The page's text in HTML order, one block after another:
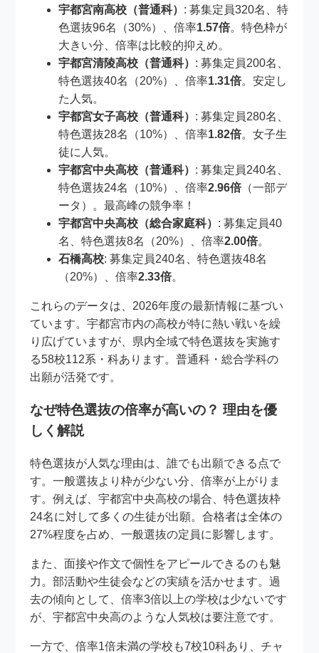
宇都宮南高校（普通科） : 募集定員320名、特
色選抜96名（30%）、倍率1.57倍。特色枠が
大きい分、倍率は比較的抑えめ。
宇都宮清陵高校（普通科） : 募集定員200名、
特色選抜40名（20%）、倍率1.31倍。安定し
た人気。
宇都宮女子高校（普通科） : 募集定員280名、
特色選抜28名（10%）、倍率1.82倍。女子生
徒に人気。
宇都宮中央高校（普通科） : 募集定員240名、
特色選抜24名（10%）、倍率2.96倍（一部デ
ータ）。最高峰の競争率！
宇都宮中央高校（総合家庭科） : 募集定員40
名、特色選抜8名（20%）、倍率2.00倍。
石橋高校: 募集定員240名、特色選抜48名
（20%）、倍率2.33倍。
これらのデータは、2026年度の最新情報に基づい
ています。宇都宮市内の高校が特に熱い戦いを繰
り広げていますが、県内全域で特色選抜を実施す
る58校112系・科あります。普通科・総合学科の
出願が活発です。
なぜ特色選抜の倍率が高いの？ 理由を優
しく解説
特色選抜が人気な理由は、誰でも出願できる点で
す。一般選抜より枠が少ない分、倍率が上がりま
す。例えば、宇都宮中央高校の場合、特色選抜枠
24名に対して多くの生徒が出願。合格者は全体の
27%程度を占め、一般選抜の定員に影響します。
また、面接や作文で個性をアピールできるのも魅
力。部活動や生徒会などの実績を活かせます。過
去の傾向として、倍率3倍以上の学校は少ないです
が、宇都宮中央高のような人気校は要注意です。
一方で、倍率1倍未満の学校も7校10科あり、チャ